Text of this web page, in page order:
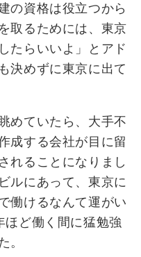
の資格は役立つから
取るためには、東京
たらいいよ」とアド
決めずに東京に出て
めていたら、大手不
成する会社が目に留
れることになりまし
ルにあって、東京に
働けるなんて運がい
ど働く間に猛勉強
。